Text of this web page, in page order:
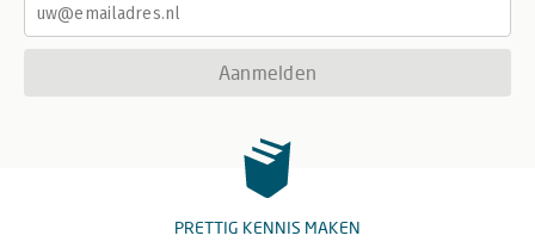
Aanmelden
PRETTIG KENNIS MAKEN